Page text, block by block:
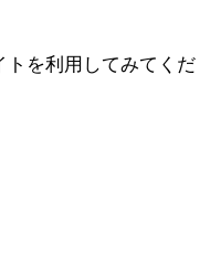
を利用してみてくだ